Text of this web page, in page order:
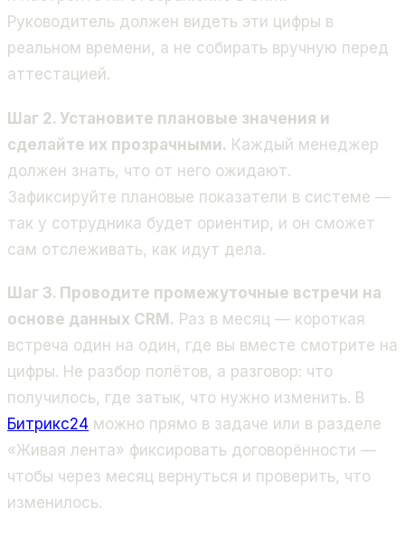
Руководитель должен видеть эти цифры в
реальном времени, а не собирать вручную перед
аттестацией.
Шаг 2. Установите плановые значения и
сделайте их прозрачными. Каждый менеджер
должен знать, что от него ожидают.
Зафиксируйте плановые показатели в системе —
так у сотрудника будет ориентир, и он сможет
сам отслеживать, как идут дела.
Шаг 3. Проводите промежуточные встречи на
основе данных CRM. Раз в месяц — короткая
встреча один на один, где вы вместе смотрите на
цифры. Не разбор полётов, а разговор: что
получилось, где затык, что нужно изменить. В
Битрикс24 можно прямо в задаче или в разделе
«Живая лента» фиксировать договорённости —
чтобы через месяц вернуться и проверить, что
изменилось.